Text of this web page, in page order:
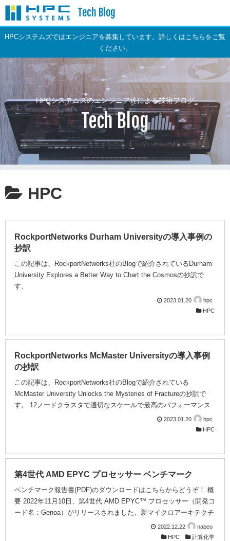
Tech Blog
HPCシステムズではエンジニアを募集しています。詳しくはこちらをご覧
ください。
HPCシステムズのエンジニア達による技術ブログ
Tech Blog
HPC
RockportNetworks Durham Universityの導入事例の
抄訳
この記事は、RockportNetworks社のBlogで紹介されているDurham
University Explores a Better Way to Chart the Cosmosの抄訳で
す。
2023.01.20
hpc
HPC
RockportNetworks McMaster Universityの導入事例
の抄訳
この記事は、RockportNetworks社のBlogで紹介されている
McMaster University Unlocks the Mysteries of Fractureの抄訳で
す。 12ノードクラスタで適切なスケールで最高のパフォーマンス
を提供します。 破壊解析は、橋梁や原子力発電所の亀裂の発生時
期や発生場所の予測、水圧破砕やガラス切断などの工業プロセスの
ダ研究主任のBlaise Bourdin博士は、20年にわたり、破壊のメカニ
ズムと設計をよりよく理...
2023.01.20
hpc
HPC
第4世代 AMD EPYC プロセッサー ベンチマーク
ベンチマーク報告書(PDF)のダウンロードはこちらからどうぞ！ 概
要 2022年11月10日、第4世代 AMD EPYC™ プロセッサー（開発コ
ード名：Genoa）がリリースされました。新マイクロアーキテクチ
ャ「Zen 4」を採用し、5nm製造プロセスにより微細化されて、1ソ
ケットで最大96コア、2ソケットで最大192コアという多コア構成
2022.12.22
nabeo
HPC
計算化学